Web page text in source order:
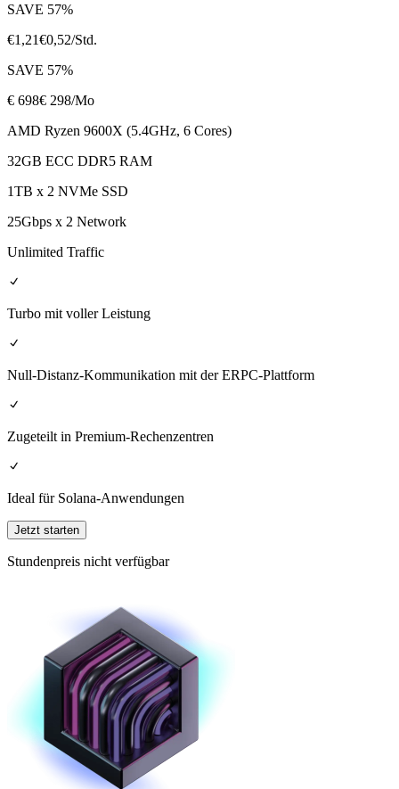
SAVE 57%
€1,21€0,52/Std.
SAVE 57%
€ 698€ 298/Mo
AMD Ryzen 9600X (5.4GHz, 6 Cores)
32GB ECC DDR5 RAM
1TB x 2 NVMe SSD
25Gbps x 2 Network
Unlimited Traffic
Turbo mit voller Leistung
Null-Distanz-Kommunikation mit der ERPC-Plattform
Zugeteilt in Premium-Rechenzentren
Ideal für Solana-Anwendungen
Jetzt starten
Stundenpreis nicht verfügbar